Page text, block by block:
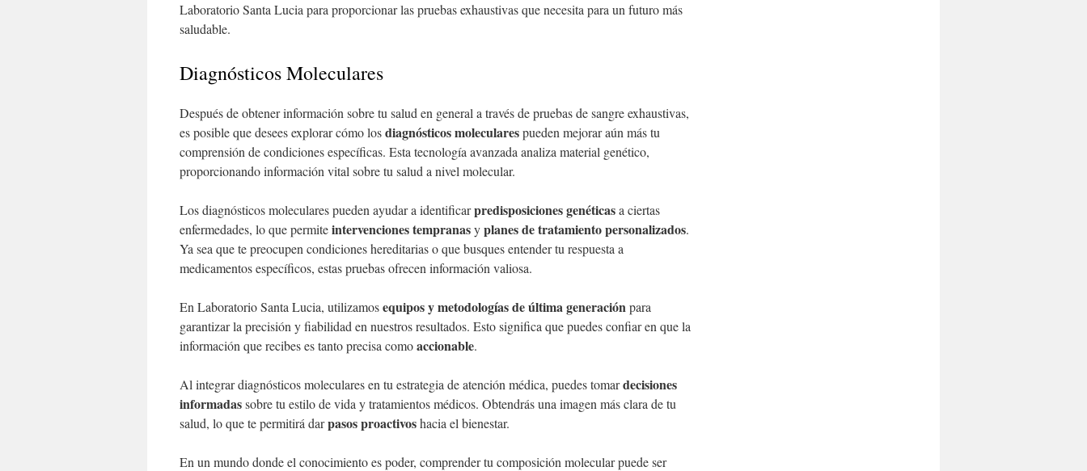
Laboratorio Santa Lucia para proporcionar las pruebas exhaustivas que necesita para un futuro más
saludable.
Diagnósticos Moleculares
Después de obtener información sobre tu salud en general a través de pruebas de sangre exhaustivas,
es posible que desees explorar cómo losdiagnósticos molecularespueden mejorar aún más tu
comprensión de condiciones específicas. Esta tecnología avanzada analiza material genético,
proporcionando información vital sobre tu salud a nivel molecular.
Los diagnósticos moleculares pueden ayudar a identificarpredisposiciones genéticasa ciertas
enfermedades, lo que permiteintervenciones tempranasyplanes de tratamiento personalizados.
Ya sea que te preocupen condiciones hereditarias o que busques entender tu respuesta a
medicamentos específicos, estas pruebas ofrecen información valiosa.
En Laboratorio Santa Lucia, utilizamosequipos y metodologías de última generaciónpara
garantizar la precisión y fiabilidad en nuestros resultados. Esto significa que puedes confiar en que la
información que recibes es tanto precisa comoaccionable.
Al integrar diagnósticos moleculares en tu estrategia de atención médica, puedes tomardecisiones
informadassobre tu estilo de vida y tratamientos médicos. Obtendrás una imagen más clara de tu
salud, lo que te permitirá darpasos proactivoshacia el bienestar.
En un mundo donde el conocimiento es poder, comprender tu composición molecular puede ser